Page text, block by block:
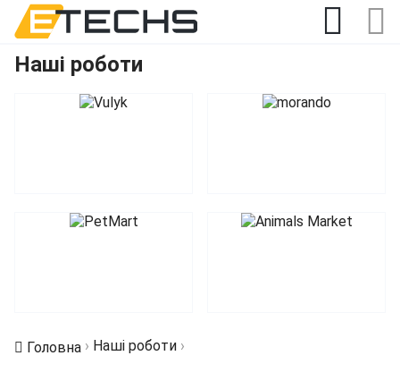
Наші роботи
Головна › Наші роботи ›